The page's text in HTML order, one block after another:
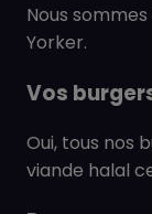
Nous
Yorker.
Vos
Oui, tous nos
viande halal